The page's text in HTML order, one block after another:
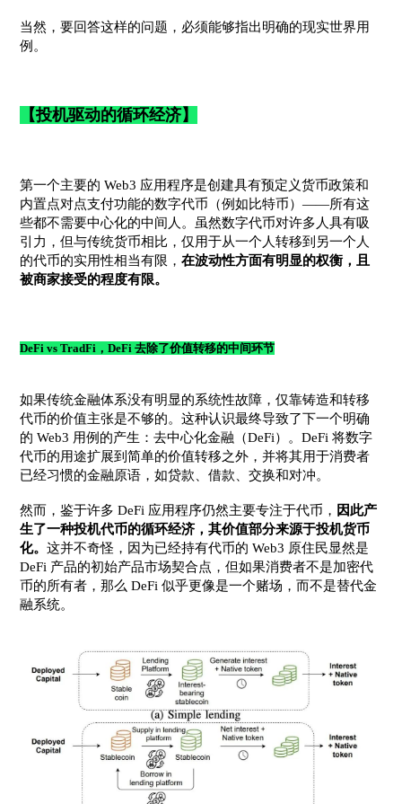
当然，要回答这样的问题，必须能够指出明确的现实世界用
例。
【投机驱动的循环经济】
第一个主要的 Web3 应用程序是创建具有预定义货币政策和
内置点对点支付功能的数字代币（例如比特币）——所有这
些都不需要中心化的中间人。虽然数字代币对许多人具有吸
引力，但与传统货币相比，仅用于从一个人转移到另一个人
的代币的实用性相当有限，在波动性方面有明显的权衡，且
被商家接受的程度有限。
DeFi vs TradFi，DeFi 去除了价值转移的中间环节
如果传统金融体系没有明显的系统性故障，仅靠铸造和转移
代币的价值主张是不够的。这种认识最终导致了下一个明确
的 Web3 用例的产生：去中心化金融（DeFi）。DeFi 将数字
代币的用途扩展到简单的价值转移之外，并将其用于消费者
已经习惯的金融原语，如贷款、借款、交换和对冲。
然而，鉴于许多 DeFi 应用程序仍然主要专注于代币， 因此产
生了一种投机代币的循环经济，其价值部分来源于投机货币
化。这并不奇怪，因为已经持有代币的 Web3 原住民显然是
DeFi 产品的初始产品市场契合点，但如果消费者不是加密代
币的所有者，那么 DeFi 似乎更像是一个赌场，而不是替代金
融系统。